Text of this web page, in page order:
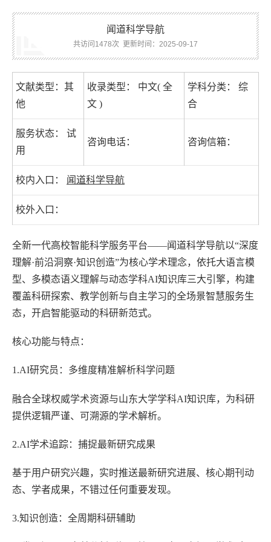
闻道科学导航
共访问1478次 更新时间：2025-09-17
文献类型：其
他
收录类型： 中文( 全
文 )
学科分类： 综
合
服务状态： 试
用
咨询电话： 咨询信箱：
校内入口： 闻道科学导航
校外入口：
全新一代高校智能科学服务平台——闻道科学导航以“深度
理解·前沿洞察·知识创造”为核心学术理念，依托大语言模
型、多模态语义理解与动态学科AI知识库三大引擎，构建
覆盖科研探索、教学创新与自主学习的全场景智慧服务生
态，开启智能驱动的科研新范式。
核心功能与特点：
1.AI研究员：多维度精准解析科学问题
融合全球权威学术资源与山东大学学科AI知识库，为科研
提供逻辑严谨、可溯源的学术解析。
2.AI学术追踪：捕捉最新研究成果
基于用户研究兴趣，实时推送最新研究进展、核心期刊动
态、学者成果，不错过任何重要发现。
3.知识创造：全周期科研辅助